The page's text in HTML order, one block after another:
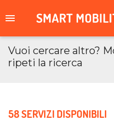
Vuoi cercare altro?
ripeti la ricerca
58 SERVIZI DISPONIBILI